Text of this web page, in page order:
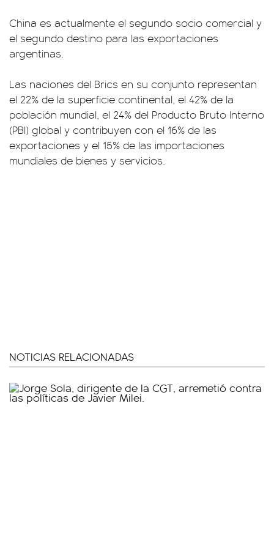
China es actualmente el segundo socio comercial y
el segundo destino para las exportaciones
argentinas.
Las naciones del Brics en su conjunto representan
el 22% de la superficie continental, el 42% de la
población mundial, el 24% del Producto Bruto Interno
(PBI) global y contribuyen con el 16% de las
exportaciones y el 15% de las importaciones
mundiales de bienes y servicios.
NOTICIAS RELACIONADAS